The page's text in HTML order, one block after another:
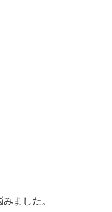
ました。